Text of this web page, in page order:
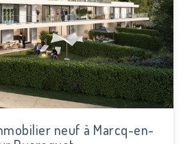
neuf à Marcq-en-